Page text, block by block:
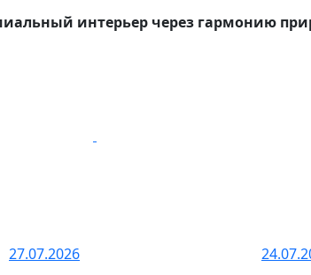
интерьер через гармонию
27.07.2026